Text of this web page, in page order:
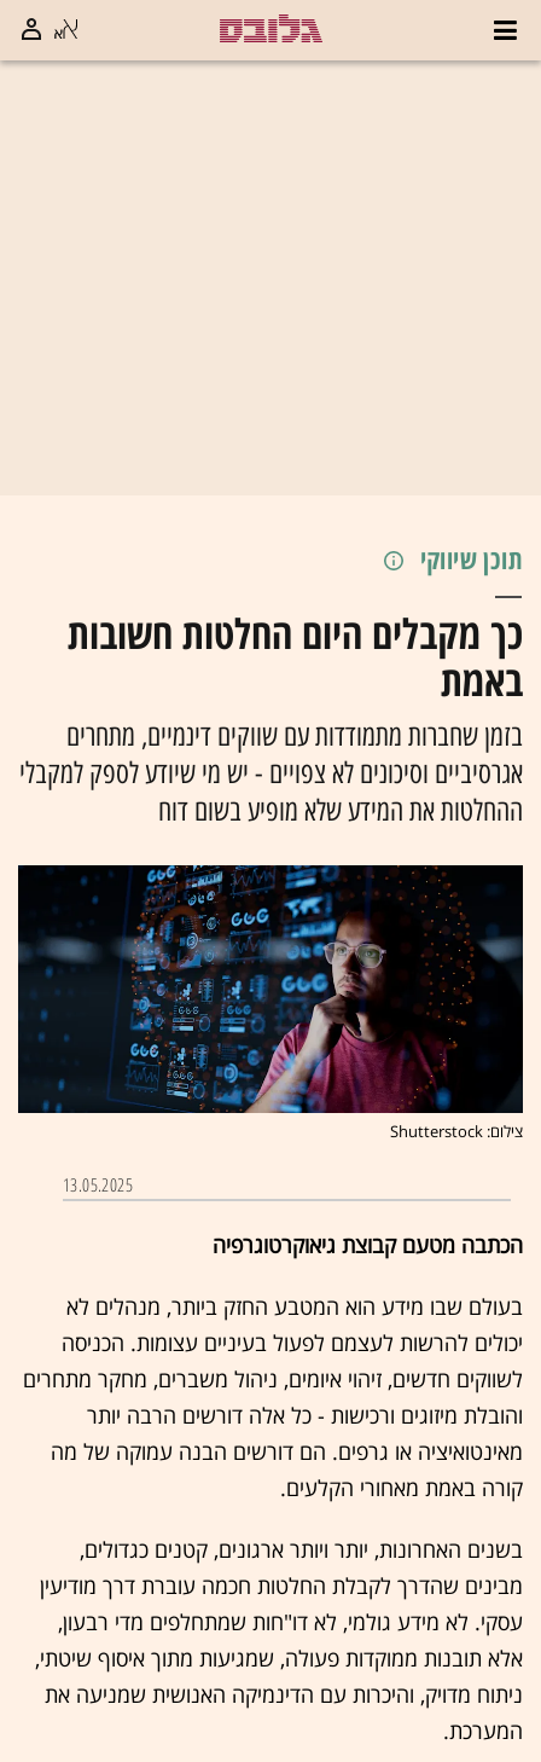
תוכן שיווקי
כך מקבלים היום החלטות חשובות
באמת
בזמן שחברות מתמודדות עם שווקים דינמיים, מתחרים
אגרסיביים וסיכונים לא צפויים - יש מי שיודע לספק למקבלי
ההחלטות את המידע שלא מופיע בשום דוח
צילום: Shutterstock
13.05.2025
הכתבה מטעם קבוצת גיאוקרטוגרפיה
בעולם שבו מידע הוא המטבע החזק ביותר, מנהלים לא
יכולים להרשות לעצמם לפעול בעיניים עצומות. הכניסה
לשווקים חדשים, זיהוי איומים, ניהול משברים, מחקר מתחרים
והובלת מיזוגים ורכישות - כל אלה דורשים הרבה יותר
מאינטואיציה או גרפים. הם דורשים הבנה עמוקה של מה
קורה באמת מאחורי הקלעים.
בשנים האחרונות, יותר ויותר ארגונים, קטנים כגדולים,
מבינים שהדרך לקבלת החלטות חכמה עוברת דרך מודיעין
עסקי. לא מידע גולמי, לא דו"חות שמתחלפים מדי רבעון,
אלא תובנות ממוקדות פעולה, שמגיעות מתוך איסוף שיטתי,
ניתוח מדויק, והיכרות עם הדינמיקה האנושית שמניעה את
המערכת.